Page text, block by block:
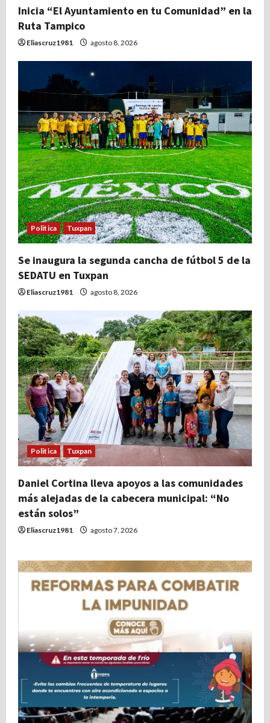
r
a
d
a
s
Inicia “El Ayuntamiento en tu Comunidad” en la
Ruta Tampico
Eliascruz1981 agosto 8, 2026
Politica Tuxpan
Se inaugura la segunda cancha de fútbol 5 de la
SEDATU en Tuxpan
Eliascruz1981 agosto 8, 2026
Politica Tuxpan
Daniel Cortina lleva apoyos a las comunidades
más alejadas de la cabecera municipal: “No
están solos”
Eliascruz1981 agosto 7, 2026